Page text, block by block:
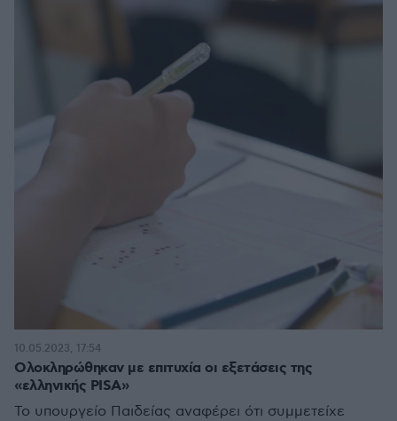
Ολοκληρώθηκαν με επιτυχία οι εξετάσεις της
«ελληνικής PISA»
Το υπουργείο Παιδείας αναφέρει ότι συμμετείχε
10.05.2023, 17:54